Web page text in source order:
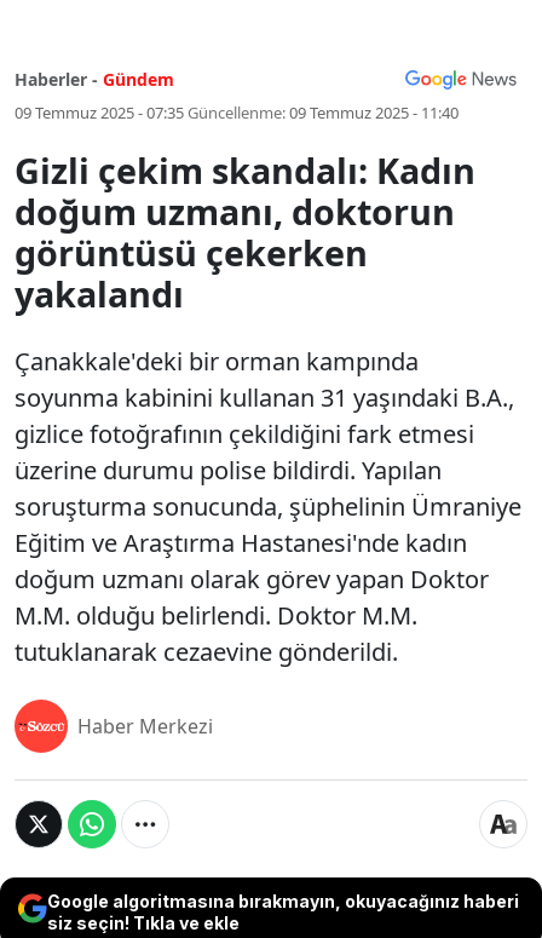
Haberler - Gündem
09 Temmuz 2025 - 07:35Güncellenme:09 Temmuz 2025 - 11:40
Gizli çekim skandalı: Kadın
doğum uzmanı, doktorun
görüntüsü çekerken
yakalandı
Çanakkale'deki bir orman kampında
soyunma kabinini kullanan 31 yaşındaki B.A.,
gizlice fotoğrafının çekildiğini fark etmesi
üzerine durumu polise bildirdi. Yapılan
soruşturma sonucunda, şüphelinin Ümraniye
Eğitim ve Araştırma Hastanesi'nde kadın
doğum uzmanı olarak görev yapan Doktor
M.M. olduğu belirlendi. Doktor M.M.
tutuklanarak cezaevine gönderildi.
Haber Merkezi
Google algoritmasına bırakmayın, okuyacağınız haberi
siz seçin! Tıkla ve ekle